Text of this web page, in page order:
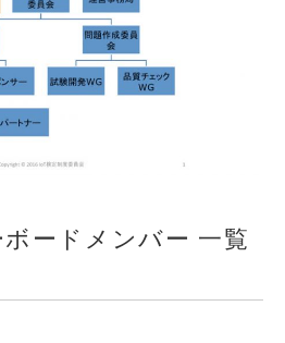
ードメンバー 一覧